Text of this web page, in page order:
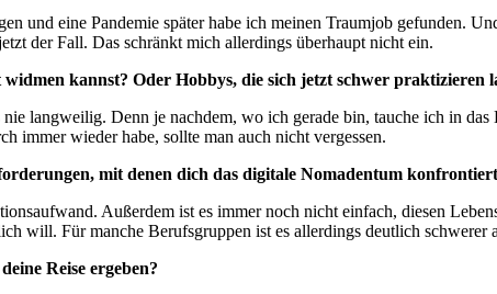
und eine Pandemie später habe ich meinen Traumjob gefunden.
der Fall. Das schränkt mich allerdings überhaupt nicht ein.
kannst? Oder Hobbys, die sich jetzt schwer praktizieren
langweilig. Denn je nachdem, wo ich gerade bin, tauche ich in
immer wieder habe, sollte man auch nicht vergessen.
mit denen dich das digitale Nomadentum
Außerdem ist es immer noch nicht einfach, diesen
will. Für manche Berufsgruppen ist es allerdings deutlich schwerer
Reise ergeben?